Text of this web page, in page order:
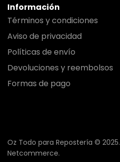
Información
Términos y condiciones
Aviso de privacidad
Políticas de envío
Devoluciones y reembolsos
Formas de pago
Oz Todo para Repostería © 2025.
Netcommerce.